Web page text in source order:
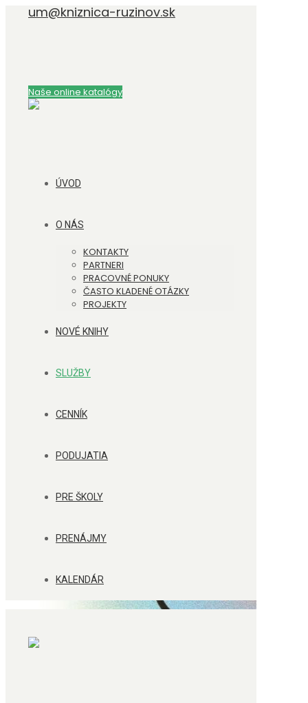
um@kniznica-ruzinov.sk
Naše online katalógy
ÚVOD
O NÁS
KONTAKTY
PARTNERI
PRACOVNÉ PONUKY
ČASTO KLADENÉ OTÁZKY
PROJEKTY
NOVÉ KNIHY
SLUŽBY
CENNÍK
PODUJATIA
PRE ŠKOLY
PRENÁJMY
KALENDÁR